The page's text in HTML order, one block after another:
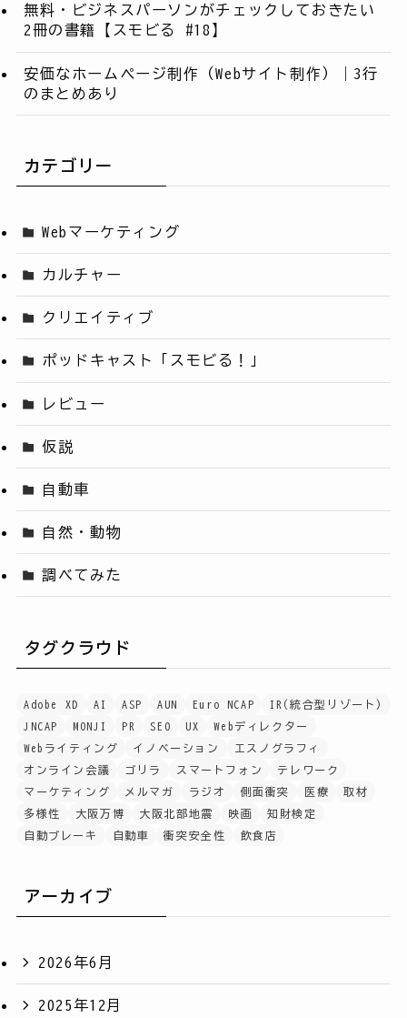
無料・ビジネスパーソンがチェックしておきたい
2冊の書籍【スモビる #18】
安価なホームページ制作（Webサイト制作）｜3行
のまとめあり
カテゴリー
Webマーケティング
カルチャー
クリエイティブ
ポッドキャスト「スモビる！」
レビュー
仮説
自動車
自然・動物
調べてみた
タグクラウド
Adobe XD AI ASP AUN Euro NCAP
IR(統合型リゾート)
JNCAP
MONJI PR SEO UX
Webディレクター
Webライティング
イノベーション
エスノグラフィ
オンライン会議
ゴリラ スマートフォン
テレワーク
マーケティング
メルマガ ラジオ 側面衝突 医療
取材
多様性
大阪万博 大阪北部地震 映画
知財検定
自動ブレーキ
自動車 衝突安全性 飲食店
アーカイブ
2026年6月
2025年12月